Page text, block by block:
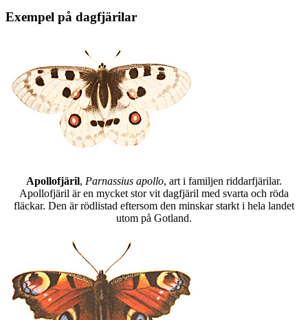
Exempel på dagfjärilar
Apollofjäril, Parnassius apollo, art i familjen riddarfjärilar.
Apollofjäril är en mycket stor vit dagfjäril med svarta och röda
fläckar. Den är rödlistad eftersom den minskar starkt i hela landet
utom på Gotland.